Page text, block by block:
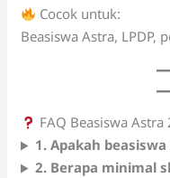
Cocok untuk:
Beasiswa Astra, LPDP,
FAQ Beasiswa Astra
1. Apakah
2. Berapa minimal